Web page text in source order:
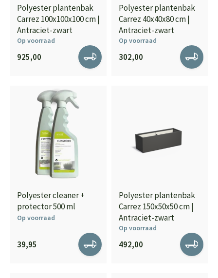
Polyester plantenbak
Carrez 100x100x100 cm |
Antraciet-zwart
Op voorraad
925,00
Polyester plantenbak
Carrez 40x40x80 cm |
Antraciet-zwart
Op voorraad
302,00
Polyester cleaner +
protector 500 ml
Op voorraad
39,95
Polyester plantenbak
Carrez 150x50x50 cm |
Antraciet-zwart
Op voorraad
492,00